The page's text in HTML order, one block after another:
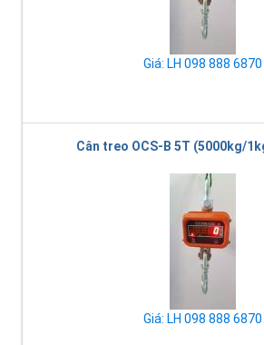
Giá: LH 098 888 6870
Cân treo OCS-B 5T (5000kg/
Giá: LH 098 888 6870